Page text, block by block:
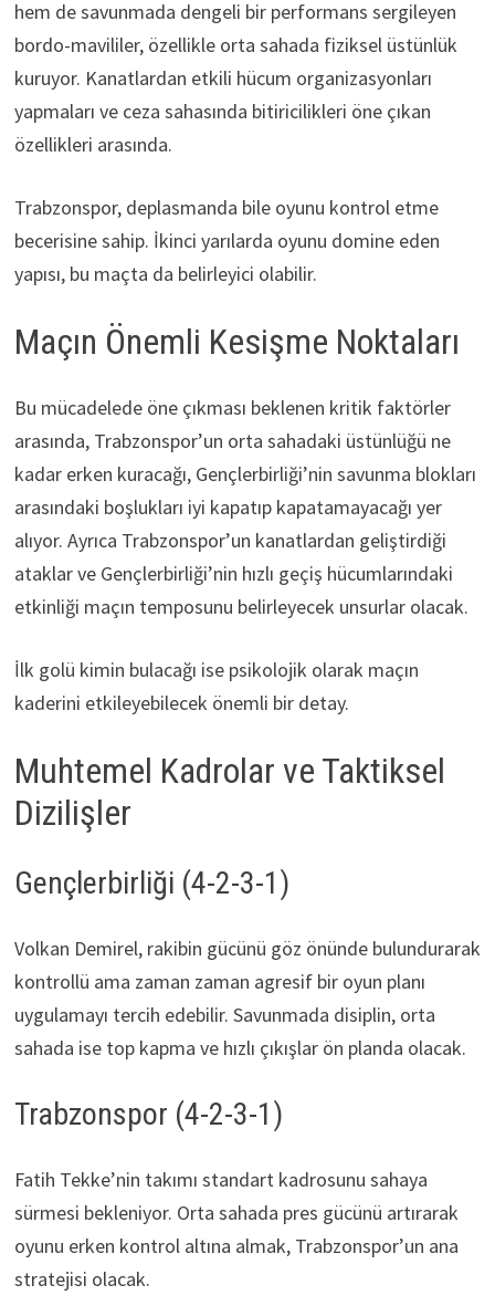
hem de savunmada dengeli bir performans sergileyen
bordo-mavililer, özellikle orta sahada fiziksel üstünlük
kuruyor. Kanatlardan etkili hücum organizasyonları
yapmaları ve ceza sahasında bitiricilikleri öne çıkan
özellikleri arasında.
Trabzonspor, deplasmanda bile oyunu kontrol etme
becerisine sahip. İkinci yarılarda oyunu domine eden
yapısı, bu maçta da belirleyici olabilir.
Maçın Önemli Kesişme Noktaları
Bu mücadelede öne çıkması beklenen kritik faktörler
arasında, Trabzonspor’un orta sahadaki üstünlüğü ne
kadar erken kuracağı, Gençlerbirliği’nin savunma blokları
arasındaki boşlukları iyi kapatıp kapatamayacağı yer
alıyor. Ayrıca Trabzonspor’un kanatlardan geliştirdiği
ataklar ve Gençlerbirliği’nin hızlı geçiş hücumlarındaki
etkinliği maçın temposunu belirleyecek unsurlar olacak.
İlk golü kimin bulacağı ise psikolojik olarak maçın
kaderini etkileyebilecek önemli bir detay.
Muhtemel Kadrolar ve Taktiksel
Dizilişler
Gençlerbirliği (4-2-3-1)
Volkan Demirel, rakibin gücünü göz önünde bulundurarak
kontrollü ama zaman zaman agresif bir oyun planı
uygulamayı tercih edebilir. Savunmada disiplin, orta
sahada ise top kapma ve hızlı çıkışlar ön planda olacak.
Trabzonspor (4-2-3-1)
Fatih Tekke’nin takımı standart kadrosunu sahaya
sürmesi bekleniyor. Orta sahada pres gücünü artırarak
oyunu erken kontrol altına almak, Trabzonspor’un ana
stratejisi olacak.